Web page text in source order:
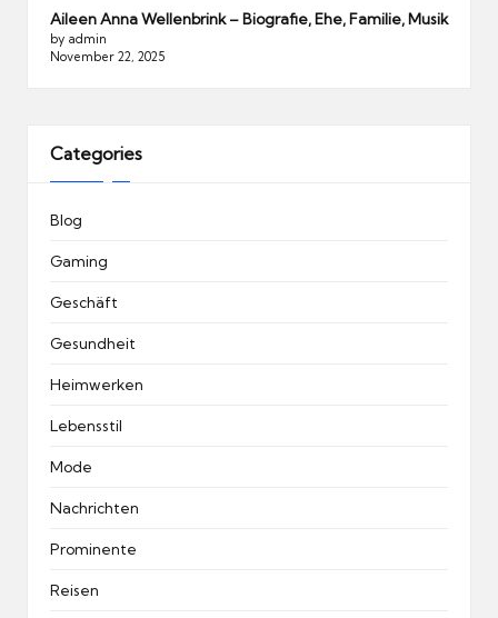
Aileen Anna Wellenbrink – Biografie, Ehe, Familie, Musik
by admin
November 22, 2025
Categories
Blog
Gaming
Geschäft
Gesundheit
Heimwerken
Lebensstil
Mode
Nachrichten
Prominente
Reisen